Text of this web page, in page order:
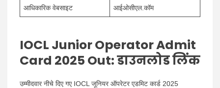
आधिकारिक वेबसाइट आईओसीएल.कॉम
IOCL Junior Operator Admit
Card 2025 Out: डाउनलोड लिंक
उम्मीदवार नीचे दिए गए IOCL जूनियर ऑपरेटर एडमिट कार्ड 2025